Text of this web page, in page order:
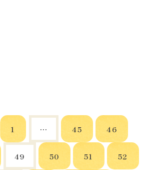
1 … 45 46
49 50 51 52